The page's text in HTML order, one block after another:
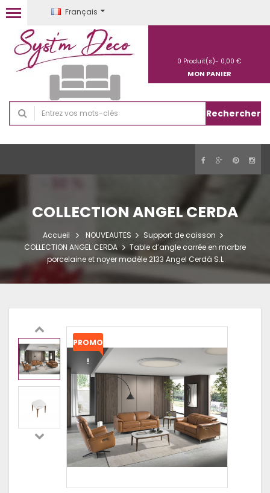
Français
Rechercher
0 Produit(s)- 0,00 €
MON PANIER
COLLECTION ANGEL CERDA
Accueil NOUVEAUTES
Support de caisson
COLLECTION ANGEL CERDA
Table d’angle carrée en marbre
porcelaine et noyer modèle 2133 Angel Cerdá S.L
PROMO
!